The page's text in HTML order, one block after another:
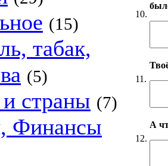
(15)
табак,
(5)
страны (7)
Финансы
10.
11.
12.
А